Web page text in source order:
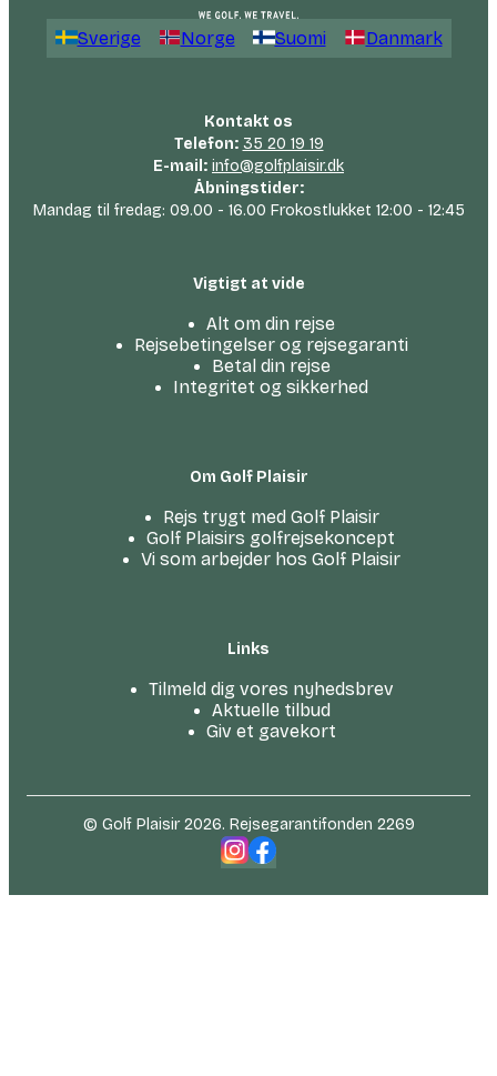
Sverige Norge Suomi Danmark
Kontakt os
Telefon: 35 20 19 19
E-mail: info@golfplaisir.dk
Åbningstider:
Mandag til fredag: 09.00 - 16.00 Frokostlukket 12:00 - 12:45
Vigtigt at vide
Alt om din rejse
Rejsebetingelser og rejsegaranti
Betal din rejse
Integritet og sikkerhed
Om Golf Plaisir
Rejs trygt med Golf Plaisir
Golf Plaisirs golfrejsekoncept
Vi som arbejder hos Golf Plaisir
Links
Tilmeld dig vores nyhedsbrev
Aktuelle tilbud
Giv et gavekort
© Golf Plaisir 2026. Rejsegarantifonden 2269